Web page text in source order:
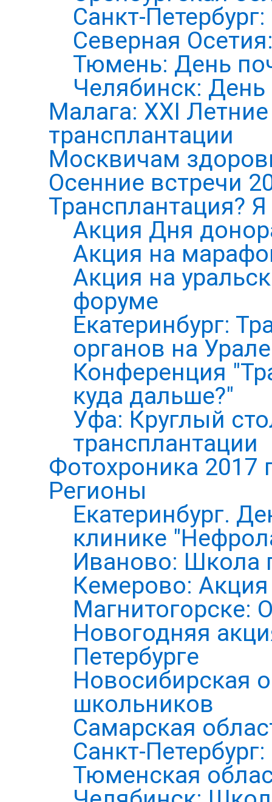
Санкт-
Северная
Тюмень: День
Челябинск: День
Малага: XXI
трансплантации
Москвичам
Осенние встречи
Трансплантация?
Акция Дня
Акция на
Акция на
форуме
Екатеринбург:
органов на Урале
Конференция
куда дальше?"
Уфа: Круглый
трансплантации
Фотохроника 2017
Регионы
Екатеринбург.
клинике
Иваново: Школа
Кемерово:
Магнитогорске:
Новогодняя
Петербурге
Новосибирская
школьников
Самарская
Санкт-
Тюменская